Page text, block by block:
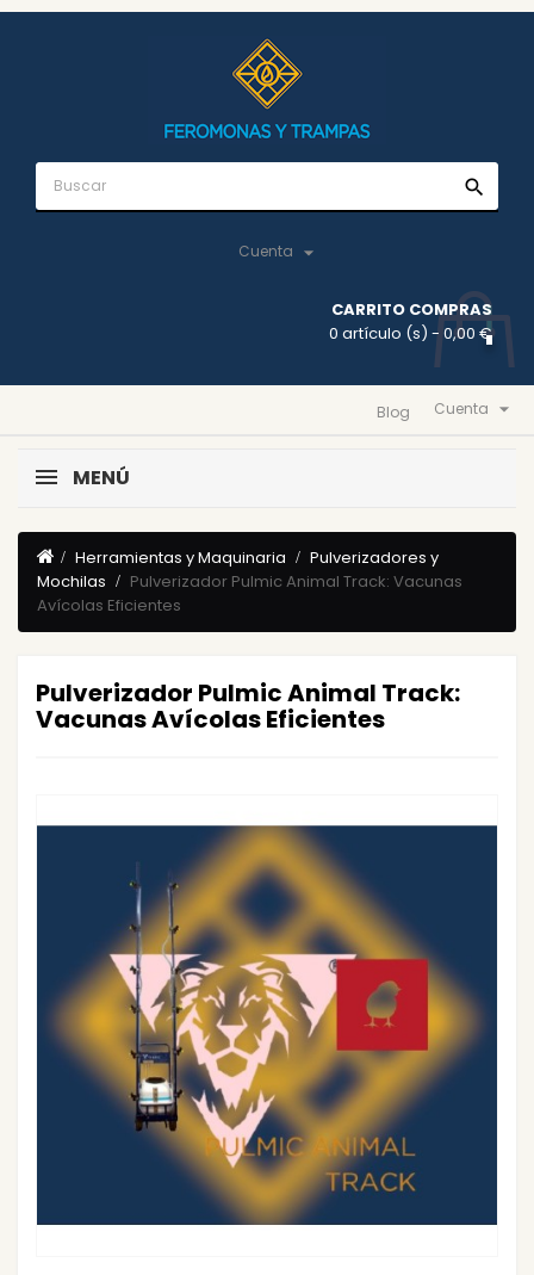
search
Cuenta 
CARRITO COMPRAS
0 artículo (s) - 0,00 €
Cuenta 
Blog
MENÚ
Herramientas y Maquinaria
Pulverizadores y
Mochilas
Pulverizador Pulmic Animal Track: Vacunas
Avícolas Eficientes
Pulverizador Pulmic Animal Track:
Vacunas Avícolas Eficientes